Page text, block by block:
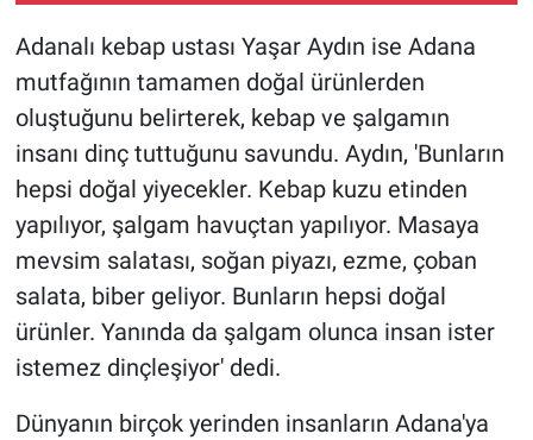
Adanalı kebap ustası Yaşar Aydın ise Adana
mutfağının tamamen doğal ürünlerden
oluştuğunu belirterek, kebap ve şalgamın
insanı dinç tuttuğunu savundu. Aydın, 'Bunların
hepsi doğal yiyecekler. Kebap kuzu etinden
yapılıyor, şalgam havuçtan yapılıyor. Masaya
mevsim salatası, soğan piyazı, ezme, çoban
salata, biber geliyor. Bunların hepsi doğal
ürünler. Yanında da şalgam olunca insan ister
istemez dinçleşiyor' dedi.
Dünyanın birçok yerinden insanların Adana'ya